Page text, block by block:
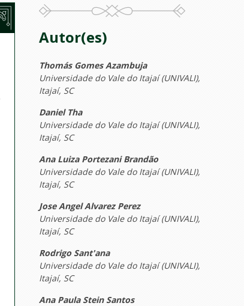
Autor(es)
Thomás Gomes Azambuja
Universidade do Vale do Itajaí (UNIVALI),
Itajaí, SC
Daniel Tha
Universidade do Vale do Itajaí (UNIVALI),
Itajaí, SC
Ana Luiza Portezani Brandão
Universidade do Vale do Itajaí (UNIVALI),
Itajaí, SC
Jose Angel Alvarez Perez
Universidade do Vale do Itajaí (UNIVALI),
Itajaí, SC
Rodrigo Sant'ana
Universidade do Vale do Itajaí (UNIVALI),
Itajaí, SC
Ana Paula Stein Santos